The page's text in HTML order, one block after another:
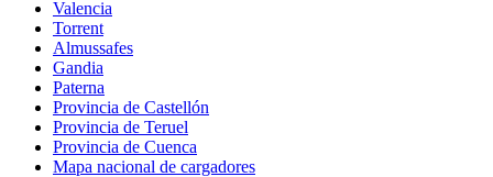
Valencia
Torrent
Almussafes
Gandia
Paterna
Provincia de Castellón
Provincia de Teruel
Provincia de Cuenca
Mapa nacional de cargadores